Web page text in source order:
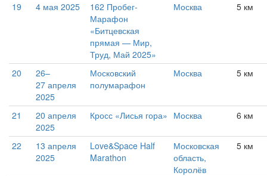
19 4 мая 2025
162 Пробег-
Марафон
«Битцевская
прямая — Мир,
Труд, Май 2025»
Москва 5 км
20
26–
27 апреля
2025
Московский
полумарафон
Москва 5 км
21
20 апреля
2025
Кросс «Лисья гора» Москва 6 км
22
13 апреля
2025
Love&Space Half
Marathon
Московская
область,
Королёв
5 км